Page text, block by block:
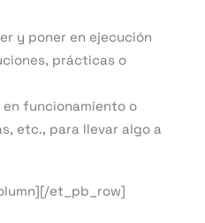
y poner en ejecución
prácticas o
funcionamiento o
etc., para llevar algo a
et_pb_row]